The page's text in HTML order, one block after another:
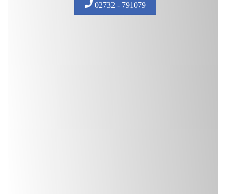
02732 - 791079